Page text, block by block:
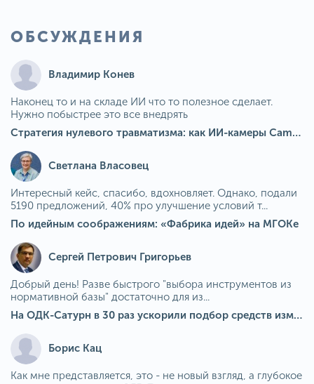
ОБСУЖДЕНИЯ
Владимир Конев
Наконец то и на складе ИИ что то полезное сделает.
Нужно побыстрее это все внедрять
Стратегия нулевого травматизма: как ИИ-камеры Camkord снижают риск наезда на пешехода при работе на погрузчике
Светлана Власовец
Интересный кейс, спасибо, вдохновляет. Однако, подали
5190 предложений, 40% про улучшение условий т...
По идейным соображениям: «Фабрика идей» на МГОКе
Сергей Петрович Григорьев
Добрый день! Разве быстрого "выбора инструментов из
нормативной базы" достаточно для из...
На ОДК-Сатурн в 30 раз ускорили подбор средств измерения для контроля качества продукции
Борис Кац
Как мне представляется, это - не новый взгляд, а глубокое